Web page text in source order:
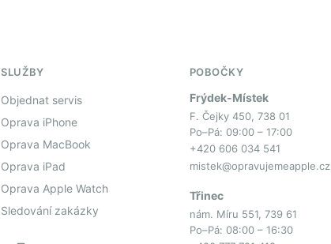
SLUŽBY
Objednat servis
Oprava iPhone
Oprava MacBook
Oprava iPad
Oprava Apple Watch
Sledování zakázky
POBOČKY
Frýdek-Místek
F. Čejky 450, 738 01
Po–Pá: 09:00 – 17:00
+420 606 034 541
mistek@opravujemeapple.cz
Třinec
nám. Míru 551, 739 61
Po–Pá: 08:00 – 16:30